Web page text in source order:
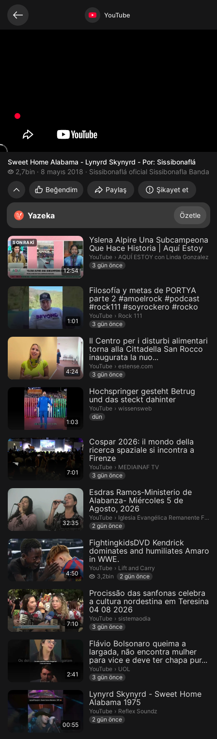
Video açık YouTube
Sweet Home Alabama - Lynyrd Skynyrd - Por: Sissibonaflá
Sweet Home Alabama - Lynyrd Skynyrd -
2,7bin
2,7 bin izleme8 mayıs 2018 Sissibonaflá oficial Sissibonafla Banda
Beğendim Paylaş Şikayet et
Yazeka Özetle
Bağlantılı videolar
SONRAKI
12:54
Yslena Alpire Una Subcampeona
Que Hace Historia | Aquí Estoy
YouTube › AQUÍ ESTOY con Linda Gonzalez.
AQUÍ ESTOY con Linda Gonzalez
3 gün önce
1:01
Filosofía y metas de PORTYA
parte 2 #amoelrock #podcast
#rock111 #soyrockero #rocko
YouTube › Rock 111.
Rock 111
3 gün önce
4:24
Il Centro per i disturbi alimentari
torna alla Cittadella San Rocco
inaugurata la nuo...
YouTube › estense.com.
estense.com
3 gün önce
1:03
Hochspringer gesteht Betrug
und das steckt dahinter
YouTube › wissensweb.
wissensweb
dün
7:01
Cospar 2026: il mondo della
ricerca spaziale si incontra a
Firenze
YouTube › MEDIAINAF TV.
MEDIAINAF TV
3 gün önce
32:35
Esdras Ramos-Ministerio de
Alabanza- Miércoles 5 de
Agosto, 2026
YouTube › Iglesia Evangélica Remanente Fiel.
Iglesia Evangélica Remanente Fiel
2 gün önce
4:50
FightingkidsDVD Kendrick
dominates and humiliates Amaro
in WWE.
YouTube › Lift and Carry.
Lift and Carry
3,2bin
3,2 bin izleme2 gün önce
7:10
Procissão das sanfonas celebra
a cultura nordestina em Teresina
04 08 2026
YouTube › sistemaodia.
sistemaodia
3 gün önce
2:41
Flávio Bolsonaro queima a
largada, não encontra mulher
para vice e deve ter chapa pur...
YouTube › UOL.
UOL
3 gün önce
00:55
Lynyrd Skynyrd - Sweet Home
Alabama 1975
YouTube › Reflex Soundz.
Reflex Soundz
2 gün önce